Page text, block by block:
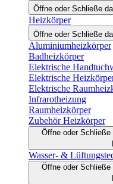
Öffne oder Schließe
Heizkörper
Öffne oder Schließe
Aluminiumheizkörper
Badheizkörper
Elektrische
Elektrische
Elektrische
Infrarotheizung
Raumheizkörper
Zubehör Heizkörper
Öffne oder Schließe
Wasser- &
Öffne oder Schließe